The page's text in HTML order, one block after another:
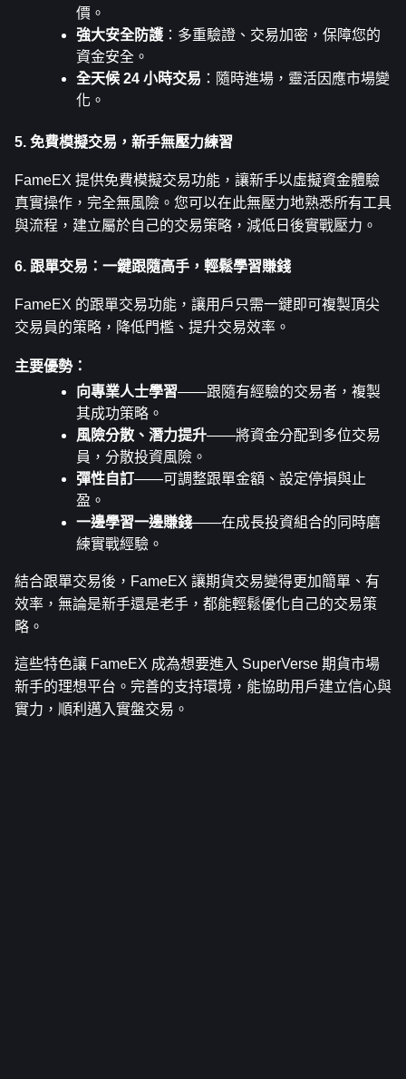
價。
強大安全防護 ：多重驗證、交易加密，保障您的
資金安全。
全天候 24 小時交易 ：隨時進場，靈活因應市場變
化。
5. 免費模擬交易，新手無壓力練習
FameEX 提供免費模擬交易功能，讓新手以虛擬資金體驗
真實操作，完全無風險。您可以在此無壓力地熟悉所有工具
與流程，建立屬於自己的交易策略，減低日後實戰壓力。
6. 跟單交易：一鍵跟隨高手，輕鬆學習賺錢
FameEX 的跟單交易功能，讓用戶只需一鍵即可複製頂尖
交易員的策略，降低門檻、提升交易效率。
主要優勢：
向專業人士學習——跟隨有經驗的交易者，複製
其成功策略。
風險分散、潛力提升——將資金分配到多位交易
員，分散投資風險。
彈性自訂——可調整跟單金額、設定停損與止
盈。
一邊學習一邊賺錢——在成長投資組合的同時磨
練實戰經驗。
結合跟單交易後，FameEX 讓期貨交易變得更加簡單、有
效率，無論是新手還是老手，都能輕鬆優化自己的交易策
略。
這些特色讓 FameEX 成為想要進入 SuperVerse 期貨市場
新手的理想平台。完善的支持環境，能協助用戶建立信心與
實力，順利邁入實盤交易。